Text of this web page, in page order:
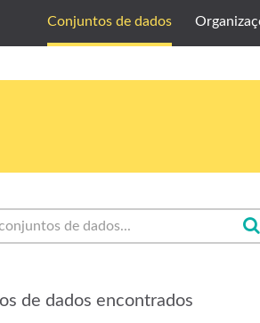
Conjuntos de dados
de dados encontrados